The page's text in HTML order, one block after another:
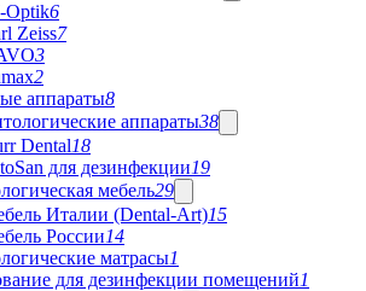
Optik6
Zeiss7
3
2
аппараты8
аппараты38
Dental18
для дезинфекции19
мебель29
Италии (Dental-Art)15
России14
матрасы1
для дезинфекции помещений1